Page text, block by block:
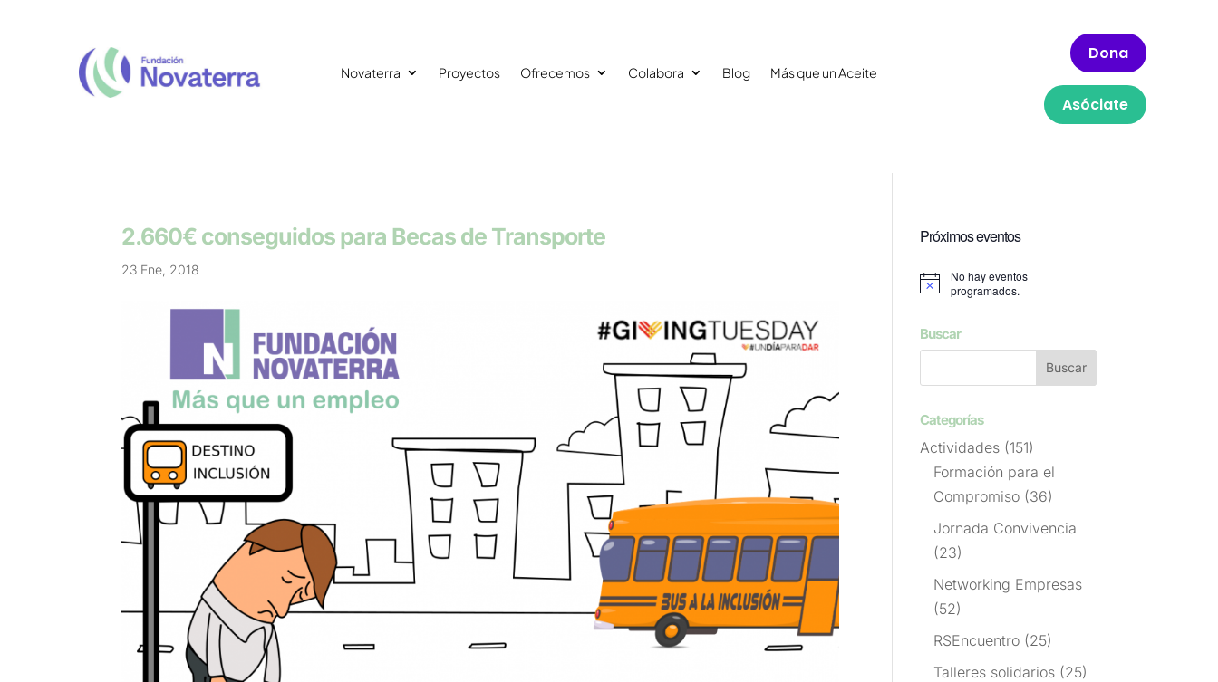
Novaterra Proyectos Ofrecemos Colabora Blog Más que un Aceite
Dona
Asóciate
2.660€ conseguidos para Becas de Transporte
23 Ene, 2018
Próximos eventos
Aviso
No hay eventos
programados.
Buscar
Categorías
Actividades (151)
Formación para el
Compromiso (36)
Jornada Convivencia
(23)
Networking Empresas
(52)
RSEncuentro (25)
Talleres solidarios (25)